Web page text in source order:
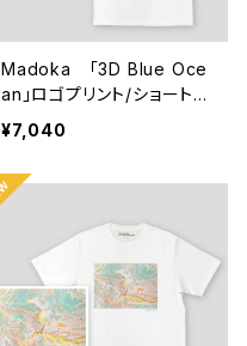
Madoka 「3D Blue Oce
an」ロゴプリント/ショートス
リーブTシャツ
¥7,040